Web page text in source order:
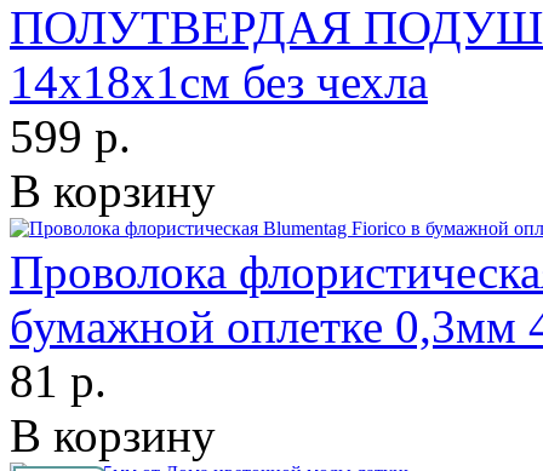
ПОЛУТВЕРДАЯ
14х18х1см без чехла
599 р.
В корзину
Проволока
бумажной оплетке 0,3мм
81 р.
В корзину